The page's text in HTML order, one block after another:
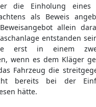
die Einholung eines
als Beweis
allein
entstanden
erst in einem
wenn es dem Kläger
Fahrzeug die
bereits bei der
hätte.